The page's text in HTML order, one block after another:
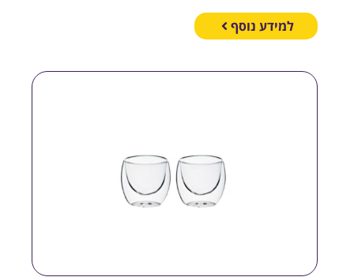
למידע נוסף